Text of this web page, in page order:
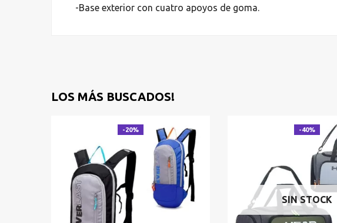
-Base exterior con cuatro apoyos de goma.
LOS MÁS BUSCADOS!
-20% -40%
SIN STOCK